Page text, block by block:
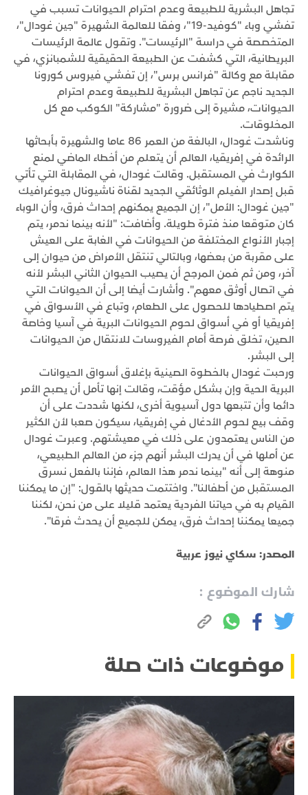
تجاهل البشرية للطبيعة وعدم احترام الحيوانات تسبب في
تفشي وباء "كوفيد-19"، وفقا للعالمة الشهيرة "جين غودال"،
المتخصصة في دراسة "الرئيسات". وتقول عالمة الرئيسات
البريطانية، التي كشفت عن الطبيعة الحقيقية للشمبانزي، في
مقابلة مع وكالة "فرانس برس"، إن تفشي فيروس كورونا
الجديد ناجم عن تجاهل البشرية للطبيعة وعدم احترام
الحيوانات، مشيرة إلى ضرورة "مشاركة" الكوكب مع كل
المخلوقات.
وناشدت غودال، البالغة من العمر 86 عاما والشهيرة بأبحاثها
الرائدة في إفريقيا، العالم أن يتعلم من أخطاء الماضي لمنع
الكوارث في المستقبل. وقالت غودال، في المقابلة التي تأتي
قبل إصدار الفيلم الوثائقي الجديد لقناة ناشيونال جيوغرافيك
"جين غودال: الأمل"، إن الجميع يمكنهم إحداث فرق، وأن الوباء
كان متوقعا منذ فترة طويلة. وأضافت: "لأنه بينما ندمر، يتم
إجبار الأنواع المختلفة من الحيوانات في الغابة على العيش
على مقربة من بعضها، وبالتالي تنتقل الأمراض من حيوان إلى
آخر، ومن ثم فمن المرجح أن يصيب الحيوان الثاني البشر لأنه
في اتصال أوثق معهم". وأشارت أيضا إلى أن الحيوانات التي
يتم اصطيادها للحصول على الطعام، وتباع في الأسواق في
إفريقيا أو في أسواق لحوم الحيوانات البرية في آسيا وخاصة
الصين، تخلق فرصة أمام الفيروسات للانتقال من الحيوانات
إلى البشر.
ورحبت غودال بالخطوة الصينية بإغلاق أسواق الحيوانات
البرية الحية وإن بشكل مؤقت، وقالت إنها تأمل أن يصبح الأمر
دائما وأن تتبعها دول آسيوية أخرى، لكنها شددت على أن
وقف بيع لحوم الأدغال في إفريقيا، سيكون صعبا لأن الكثير
من الناس يعتمدون على ذلك في معيشتهم. وعبرت غودال
عن أملها في أن يدرك البشر أنهم جزء من العالم الطبيعي،
منوهة إلى أنه "بينما ندمر هذا العالم، فإننا بالفعل نسرق
المستقبل من أطفالنا". واختتمت حديثها بالقول: "إن ما يمكننا
القيام به في حياتنا الفردية يعتمد قليلا على من نحن، لكننا
جميعا يمكننا إحداث فرق، يمكن للجميع أن يحدث فرقا".
المصدر: سكاي نيوز عربية
شارك الموضوع :
موضوعات ذات صلة